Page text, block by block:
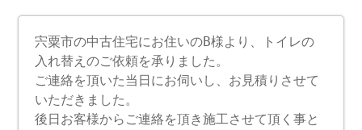
宍粟市の中古住宅にお住いのB様より、トイレの
入れ替えのご依頼を承りました。
ご連絡を頂いた当日にお伺いし、お見積りさせて
いただきました。
後日お客様からご連絡を頂き施工させて頂く事と